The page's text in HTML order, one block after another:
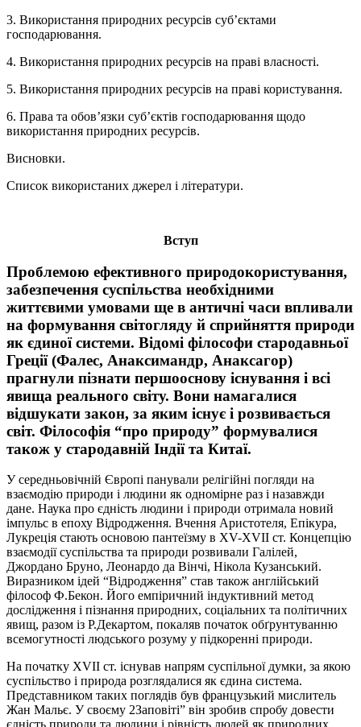
3. Використання природних ресурсів суб’єктами
господарювання.
4. Використання природних ресурсів на праві власності.
5. Використання природних ресурсів на праві користування.
6. Права та обов’язки суб’єктів господарювання щодо
використання природних ресурсів.
Висновки.
Список використаних джерел і літератури.
Вступ
Проблемою ефективного природокористування,
забезпечення суспільства необхідними
життєвими умовами ще в античні часи впливали
на формування світогляду й сприйняття природи
як єдиної системи. Відомі філософи стародавньої
Греції (Фалес, Анаксимандр, Анаксагор)
прагнули пізнати першооснову існування і всі
явища реального світу. Вони намагалися
відшукати закон, за яким існує і розвивається
світ. Філософія “про природу” формувалися
також у стародавній Індії та Китаї.
У середньовічній Європі панували релігійні погляди на
взаємодію природи і людини як одномірне раз і назавжди
дане. Наука про єдність людини і природи отримала новий
імпульс в епоху Відродження. Вчення Аристотеля, Епікура,
Лукреція стають основою пантеїзму в ХV-ХVІІ ст. Концепцію
взаємодії суспільства та природи розвивали Галілей,
Джордано Бруно, Леонардо да Вінчі, Нікола Кузанський.
Виразником ідей “Відродження” став також англійський
філософ Ф.Бекон. Його емпіричний індуктивний метод
дослідження і пізнання природних, соціальних та політичних
явищ, разом із Р.Декартом, покаляв початок обґрунтуванню
всемогутності людського розуму у підкоренні природи.
На початку ХVІІ ст. існував напрям суспільної думки, за якою
суспільство і природа розглядалися як єдина система.
Представником таких поглядів був французький мислитель
Жан Мальє. У своєму 2Заповіті” він зробив спробу довести